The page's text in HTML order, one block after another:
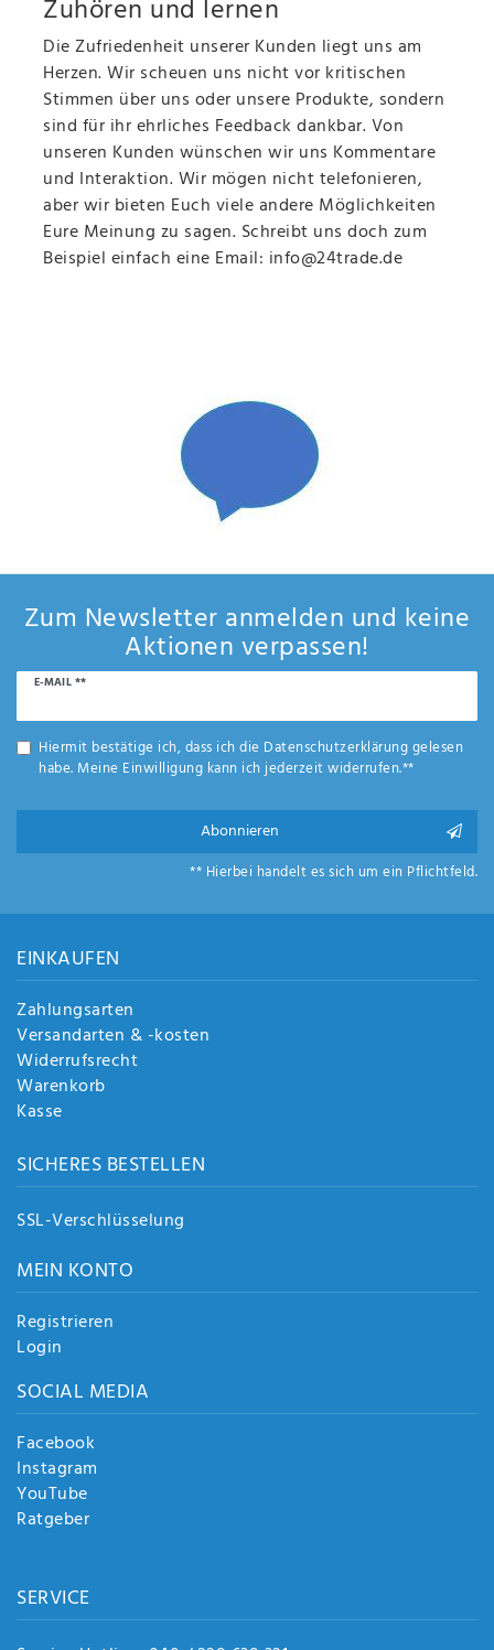
Zuhören und lernen
Die Zufriedenheit unserer Kunden liegt uns am
Herzen. Wir scheuen uns nicht vor kritischen
Stimmen über uns oder unsere Produkte, sondern
sind für ihr ehrliches Feedback dankbar. Von
unseren Kunden wünschen wir uns Kommentare
und Interaktion. Wir mögen nicht telefonieren,
aber wir bieten Euch viele andere Möglichkeiten
Eure Meinung zu sagen. Schreibt uns doch zum
Beispiel einfach eine Email: info@24trade.de
Zum Newsletter anmelden und keine
Aktionen verpassen!
E-MAIL **
Newsletter
Hiermit bestätige ich, dass ich die Daten­schutz­erklärunggelesen
habe. Meine Einwilligung kann ich jederzeit widerrufen.**
Abonnieren
** Hierbei handelt es sich um ein Pflichtfeld.
EINKAUFEN
Zahlungsarten
Versandarten & -kosten
Widerrufsrecht
Warenkorb
Kasse
SICHERES BESTELLEN
SSL-Verschlüsselung
MEIN KONTO
Registrieren
Login
SOCIAL MEDIA
Facebook
Instagram
YouTube
Ratgeber
SERVICE